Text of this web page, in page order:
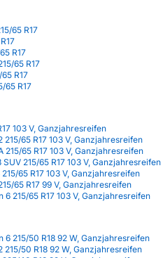
65 R17
R17
65 R17
R17
65 R17
103 V, Ganzjahresreifen
65 R17 103 V, Ganzjahresreifen
65 R17 103 V, Ganzjahresreifen
215/65 R17 103 V, Ganzjahresreifen
65 R17 103 V, Ganzjahresreifen
65 R17 99 V, Ganzjahresreifen
215/65 R17 103 V, Ganzjahresreifen
6 215/50 R18 92 W, Ganzjahresreifen
50 R18 92 W, Ganzjahresreifen